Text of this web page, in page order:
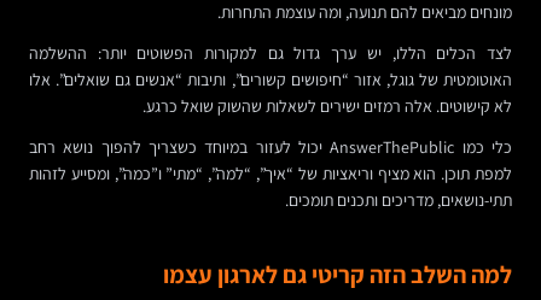
מונחים מביאים להם תנועה, ומה עוצמת התחרות.
לצד הכלים הללו, יש ערך גדול גם למקורות הפשוטים יותר: ההשלמה
האוטומטית של גוגל, אזור “חיפושים קשורים”, ותיבות “אנשים גם שואלים”. אלו
לא קישוטים. אלה רמזים ישירים לשאלות שהשוק שואל כרגע.
כלי כמו AnswerThePublic יכול לעזור במיוחד כשצריך להפוך נושא רחב
למפת תוכן. הוא מציף וריאציות של “איך”, “למה”, “מתי” ו”כמה”, ומסייע לזהות
תתי-נושאים, מדריכים ותכנים תומכים.
למה השלב הזה קריטי גם לארגון עצמו